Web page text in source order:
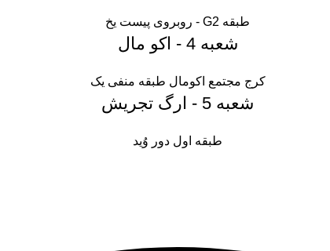
طبقه G2 - روبروی پیست یخ
شعبه 4 - اکو مال
کرج مجتمع اکومال طبقه منفی یک
شعبه 5 - ارگ تجریش
طبقه اول دور وُید